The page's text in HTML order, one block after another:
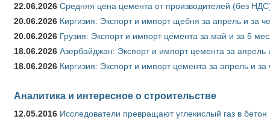
22.06.2026 Средняя цена цемента от производителей (без
20.06.2026 Киргизия: Экспорт и импорт щебня за апрель и за
20.06.2026 Грузия: Экспорт и импорт цемента за май и за 5
18.06.2026 Азербайджан: Экспорт и импорт цемента за
18.06.2026 Киргизия: Экспорт и импорт цемента за апрель и
Аналитика и интересное о строительстве
12.05.2016 Исследователи превращают углекислый газ в бетон